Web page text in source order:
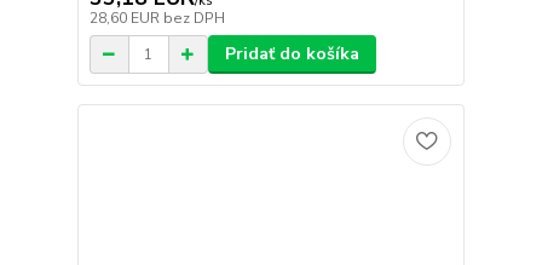
28,60 EUR bez DPH
Pridať do košíka